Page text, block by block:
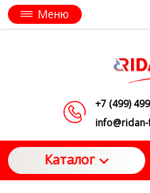
Меню
+7 (499)
Каталог